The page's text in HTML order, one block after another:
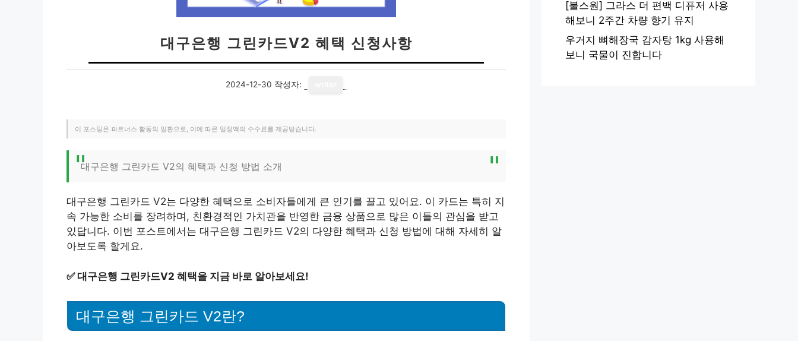
대구은행 그린카드V2 혜택 신청사항
2024-12-30 작성자:
이 포스팅은 파트너스 활동의 일환으로, 이에 따른 일정액의 수수료를 제공받습니다.
대구은행 그린카드 V2의 혜택과 신청 방법 소개
대구은행 그린카드 V2는 다양한 혜택으로 소비자들에게 큰 인기를 끌고 있어요. 이 카드는 특히 지
속 가능한 소비를 장려하며, 친환경적인 가치관을 반영한 금융 상품으로 많은 이들의 관심을 받고
있답니다. 이번 포스트에서는 대구은행 그린카드 V2의 다양한 혜택과 신청 방법에 대해 자세히 알
아보도록 할게요.
✅대구은행 그린카드V2 혜택을 지금 바로 알아보세요!
대구은행 그린카드 V2란?
[불스원] 그라스 더 편백 디퓨저 사용
해보니 2주간 차량 향기 유지
우거지 뼈해장국 감자탕 1kg 사용해
보니 국물이 진합니다